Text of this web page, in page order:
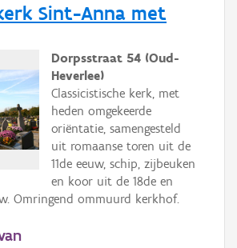
Sint-Anna met
Dorpsstraat 54 (Oud-
Heverlee)
Classicistische kerk, met
heden omgekeerde
oriëntatie, samengesteld
uit romaanse toren uit de
11de eeuw, schip, zijbeuken
en koor uit de 18de en
Omringend ommuurd kerkhof.